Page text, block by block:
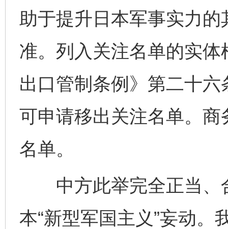
助于提升日本军事实力
准。列入关注名单的实
出口管制条例》第二十
可申请移出关注名单。
名单。
中方此举完全正当、
本“新型军国主义”妄动。